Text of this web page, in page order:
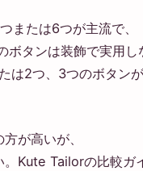
または6つが主流で、
ボタンは装飾で実用
は2つ、3つのボタン
が高いが、
。Kute Tailorの比較ガ